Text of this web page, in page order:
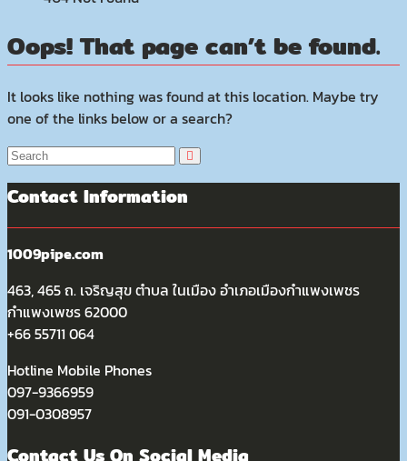
Oops! That page can’t be found.
It looks like nothing was found at this location. Maybe try
one of the links below or a search?
Contact Information
1009pipe.com
463, 465 ถ. เจริญสุข ตำบล ในเมือง อำเภอเมืองกำแพงเพชร
กำแพงเพชร 62000
+66 55711 064
Hotline Mobile Phones
097-9366959
091-0308957
Contact Us On Social Media